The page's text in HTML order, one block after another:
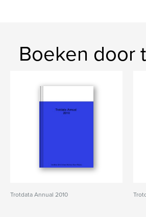
Boeken door
Trotdata Annual 2010